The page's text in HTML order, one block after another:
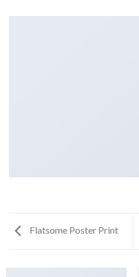
Flatsome Poster Print